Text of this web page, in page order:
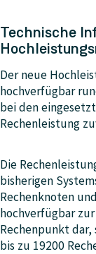
Technische
Der neue
hochverfügbar
bei den
Rechenleistung
Die
bisherigen
Rechenknoten
hochverfügbar
Rechenpunkt
bis zu 19200